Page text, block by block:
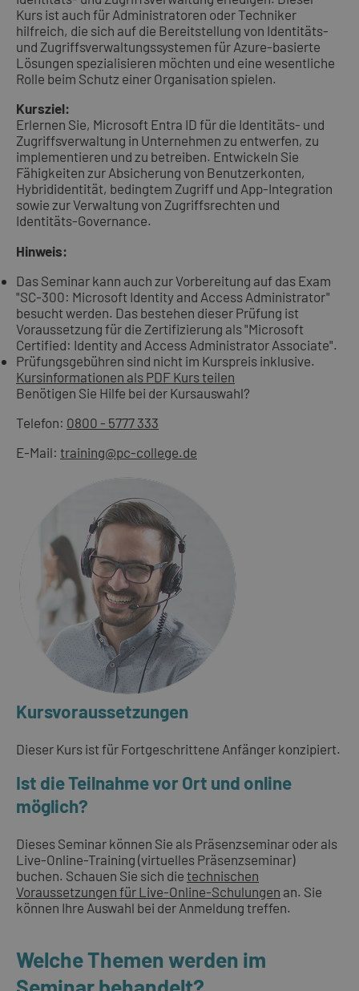
Kurs ist auch für Administratoren oder Techniker
hilfreich, die sich auf die Bereitstellung von Identitäts-
und Zugriffsverwaltungssystemen für Azure-basierte
Lösungen spezialisieren möchten und eine wesentliche
Rolle beim Schutz einer Organisation spielen.
Kursziel:
Erlernen Sie, Microsoft Entra ID für die Identitäts- und
Zugriffsverwaltung in Unternehmen zu entwerfen, zu
implementieren und zu betreiben. Entwickeln Sie
Fähigkeiten zur Absicherung von Benutzerkonten,
Hybrididentität, bedingtem Zugriff und App-Integration
sowie zur Verwaltung von Zugriffsrechten und
Identitäts-Governance.
Hinweis:
Das Seminar kann auch zur Vorbereitung auf das Exam
"SC-300: Microsoft Identity and Access Administrator"
besucht werden. Das bestehen dieser Prüfung ist
Voraussetzung für die Zertifizierung als "Microsoft
Certified: Identity and Access Administrator Associate".
Prüfungsgebühren sind nicht im Kurspreis inklusive.
Kursinformationen als PDF Kurs teilen
Benötigen Sie Hilfe bei der Kursauswahl?
Telefon: 0800 - 5777 333
E-Mail: training@pc-college.de
Kursvoraussetzungen
Dieser Kurs ist für Fortgeschrittene Anfänger konzipiert.
Ist die Teilnahme vor Ort und online
möglich?
Dieses Seminar können Sie als Präsenzseminar oder als
Live-Online-Training (virtuelles Präsenzseminar)
buchen. Schauen Sie sich die technischen
Voraussetzungen für Live-Online-Schulungen an. Sie
können Ihre Auswahl bei der Anmeldung treffen.
Welche Themen werden im